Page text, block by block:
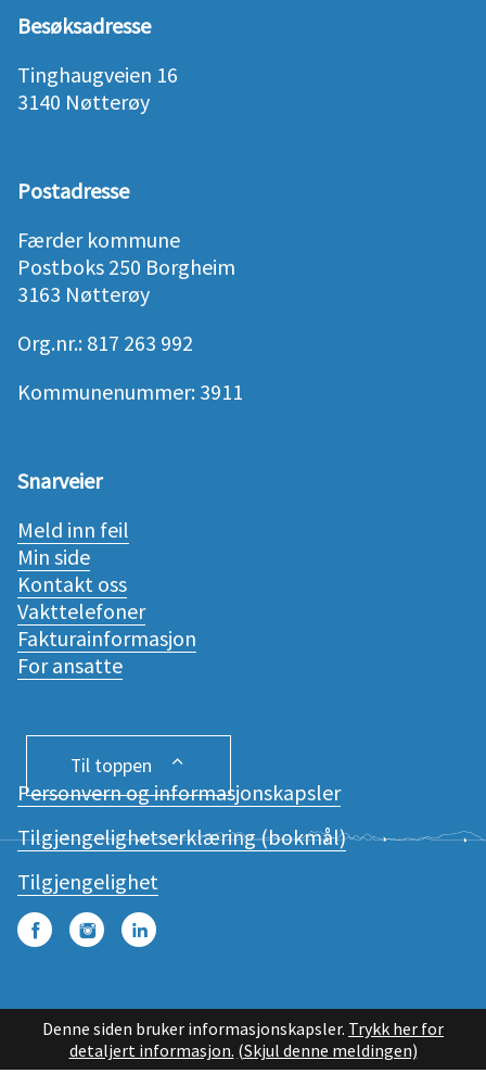
Besøksadresse
Tinghaugveien 16
3140 Nøtterøy
Postadresse
Færder kommune
Postboks 250 Borgheim
3163 Nøtterøy
Org.nr.: 817 263 992
Kommunenummer: 3911
Snarveier
Meld inn feil
Min side
Kontakt oss
Vakttelefoner
Fakturainformasjon
For ansatte
Personvern og informasjonskapsler
Tilgjengelighetserklæring (bokmål)
Tilgjengelighet
FacebookInstagramLinkedIn
Til toppen
Denne siden bruker informasjonskapsler. Trykk her for
detaljert informasjon. (Skjul denne meldingen)